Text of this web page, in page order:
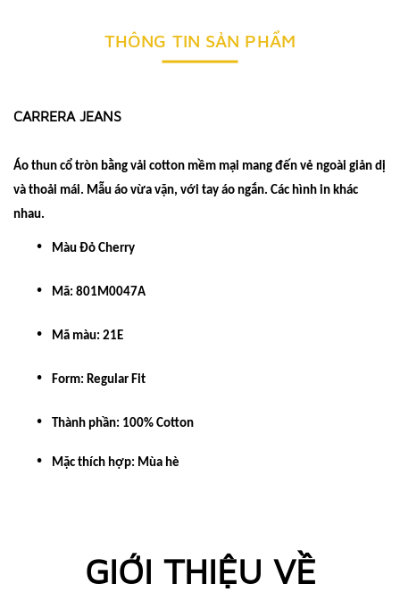
THÔNG TIN SẢN PHẨM
CARRERA JEANS
Áo thun cổ tròn bằng vải cotton mềm mại mang đến vẻ ngoài giản dị
và thoải mái. Mẫu áo vừa vặn, với tay áo ngắn. Các hình in khác
nhau.
Màu Đỏ Cherry
Mã: 801M0047A
Mã màu: 21E
Form: Regular Fit
Thành phần: 100% Cotton
Mặc thích hợp: Mùa hè
GIỚI THIỆU VỀ